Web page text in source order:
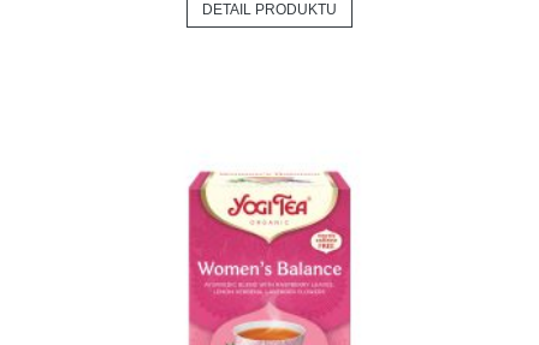
DETAIL PRODUKTU